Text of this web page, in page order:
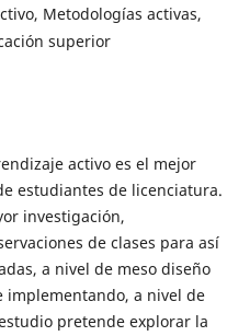
Metodologías activas,
superior
activo es el mejor
estudiantes de licenciatura.
investigación,
de clases para así
a nivel de meso diseño
a nivel de
pretende explorar la